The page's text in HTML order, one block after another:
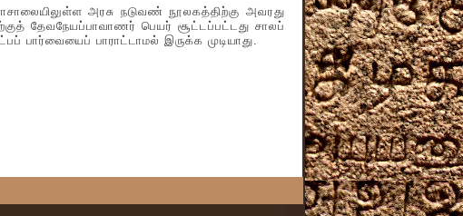
அரசு நடுவண் நூலகத்திற்கு அவரது
தேவநேயப்பாவாணர் பெயர் சூட்டப்பட்டது சாலப்
பார்வையைப் பாராட்டாமல் இருக்க முடியாது.